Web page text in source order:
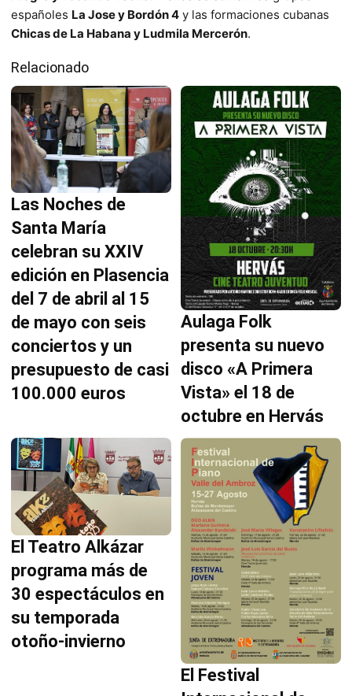
españoles La Jose y Bordón 4 y las formaciones cubanas
Chicas de La Habana y Ludmila Mercerón.
Relacionado
Las Noches de
Santa María
celebran su XXIV
edición en Plasencia
del 7 de abril al 15
de mayo con seis
conciertos y un
presupuesto de casi
100.000 euros
Aulaga Folk
presenta su nuevo
disco «A Primera
Vista» el 18 de
octubre en Hervás
El Teatro Alkázar
programa más de
30 espectáculos en
su temporada
otoño-invierno
El Festival